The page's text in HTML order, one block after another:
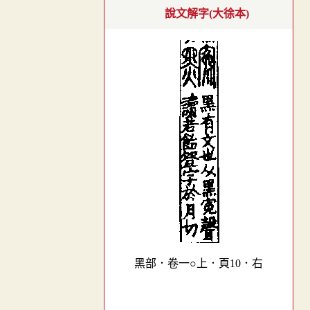
說文解字(大徐本)
黑部．卷一○上．頁10．右